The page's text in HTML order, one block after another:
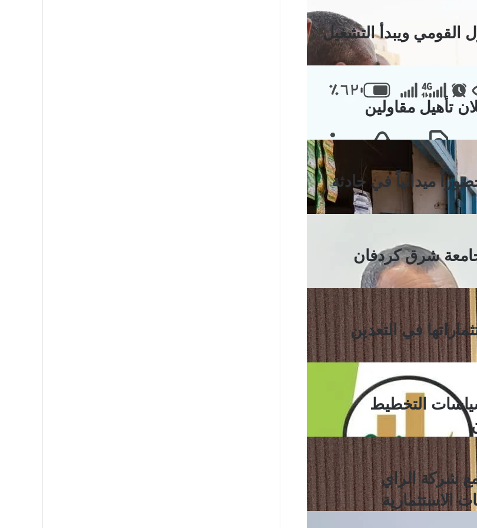
ويبدأ التشغيل
تأهيل مقاولين
ميدانياً في حادثة
جامعة شرق كردفان
في التعدين
التخطيط
شركة الراي
الاستثمارية